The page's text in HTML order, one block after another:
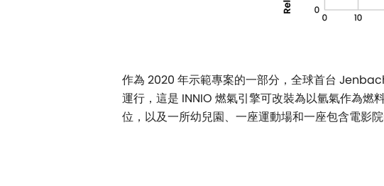
作為 2020 年示範專案的一部分，全球首台
運行，這是 INNIO 燃氣引擎可改裝為以氫氣作為
位，以及一所幼兒園、一座運動場和一座包含電影院